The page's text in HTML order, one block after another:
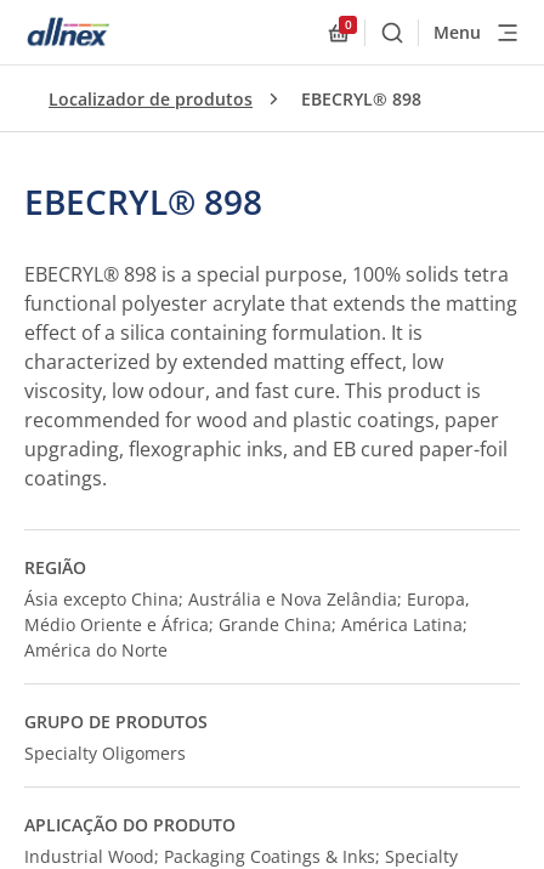
0
BuscarMenu
Localizador de produtos EBECRYL® 898
EBECRYL® 898
EBECRYL® 898 is a special purpose, 100% solids tetra
functional polyester acrylate that extends the matting
effect of a silica containing formulation. It is
characterized by extended matting effect, low
viscosity, low odour, and fast cure. This product is
recommended for wood and plastic coatings, paper
upgrading, flexographic inks, and EB cured paper-foil
coatings.
REGIÃO
Ásia excepto China; Austrália e Nova Zelândia; Europa,
Médio Oriente e África; Grande China; América Latina;
América do Norte
GRUPO DE PRODUTOS
Specialty Oligomers
APLICAÇÃO DO PRODUTO
Industrial Wood; Packaging Coatings & Inks; Specialty